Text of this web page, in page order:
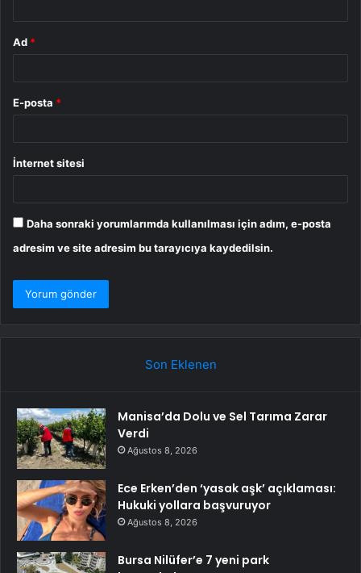
Ad *
E-posta *
İnternet sitesi
Daha sonraki yorumlarımda kullanılması için adım, e-posta
adresim ve site adresim bu tarayıcıya kaydedilsin.
Son Eklenen
Manisa’da Dolu ve Sel Tarıma Zarar
Verdi
Ağustos 8, 2026
Ece Erken’den ‘yasak aşk’ açıklaması:
Hukuki yollara başvuruyor
Ağustos 8, 2026
Bursa Nilüfer’e 7 yeni park